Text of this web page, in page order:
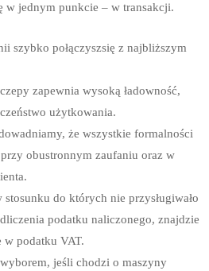
w jednym punkcie – w transakcji.
szybko połączyszsię z najbliższym
zapewnia wysoką ładowność,
użytkowania.
że wszystkie formalności
obustronnym zaufaniu oraz w
do których nie przysługiwało
podatku naliczonego, znajdzie
w podatku VAT.
jeśli chodzi o maszyny